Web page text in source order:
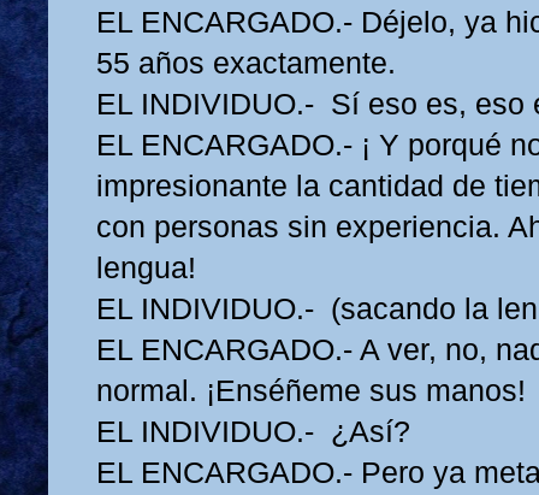
EL ENCARGADO.- Déjelo, ya
55 años exactamente.
EL INDIVIDUO.- Sí eso es, eso
EL ENCARGADO.- ¡ Y porqué
impresionante la cantidad de
con personas sin experiencia.
lengua!
EL INDIVIDUO.- (sacando la
EL ENCARGADO.- A ver, no,
normal. ¡Enséñeme sus manos!
EL INDIVIDUO.- ¿Así?
EL ENCARGADO.- Pero ya